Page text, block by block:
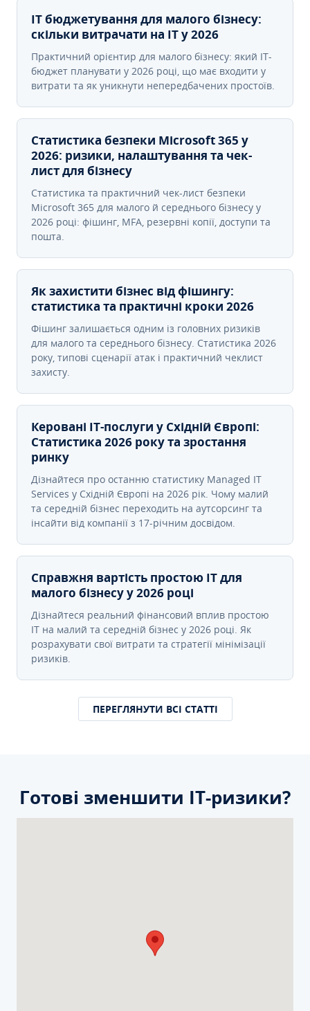
IT бюджетування для малого бізнесу:
скільки витрачати на IT у 2026
Практичний орієнтир для малого бізнесу: який IT-
бюджет планувати у 2026 році, що має входити у
витрати та як уникнути непередбачених простоїв.
Статистика безпеки Microsoft 365 у
2026: ризики, налаштування та чек-
лист для бізнесу
Статистика та практичний чек-лист безпеки
Microsoft 365 для малого й середнього бізнесу у
2026 році: фішинг, MFA, резервні копії, доступи та
пошта.
Як захистити бізнес від фішингу:
статистика та практичні кроки 2026
Фішинг залишається одним із головних ризиків
для малого та середнього бізнесу. Статистика 2026
року, типові сценарії атак і практичний чеклист
захисту.
Керовані ІТ-послуги у Східній Європі:
Статистика 2026 року та зростання
ринку
Дізнайтеся про останню статистику Managed IT
Services у Східній Європі на 2026 рік. Чому малий
та середній бізнес переходить на аутсорсинг та
інсайти від компанії з 17-річним досвідом.
Справжня вартість простою IT для
малого бізнесу у 2026 році
Дізнайтеся реальний фінансовий вплив простою
IT на малий та середній бізнес у 2026 році. Як
розрахувати свої витрати та стратегії мінімізації
ризиків.
ПЕРЕГЛЯНУТИ ВСІ СТАТТІ
Готові зменшити ІТ-ризики?